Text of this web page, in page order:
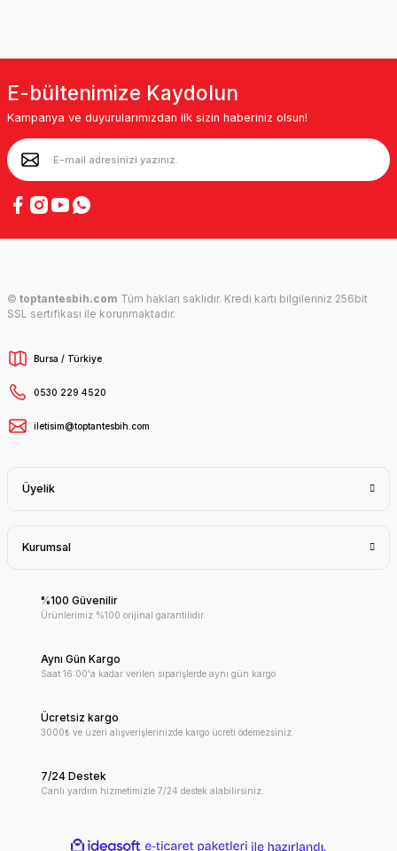
E-bültenimize Kaydolun
Kampanya ve duyurularımızdan ilk sizin haberiniz olsun!
© toptantesbih.com Tüm hakları saklıdır. Kredi kartı bilgileriniz 256bit
SSL sertifikası ile korunmaktadır.
Bursa / Türkiye
0530 229 4520
iletisim@toptantesbih.com
Üyelik
Kurumsal
%100 Güvenilir
Ürünlerimiz %100 orijinal garantilidir.
Aynı Gün Kargo
Saat 16:00'a kadar verilen siparişlerde aynı gün kargo
Ücretsiz kargo
3000₺ ve üzeri alışverişlerinizde kargo ücreti ödemezsiniz.
7/24 Destek
Canlı yardım hizmetimizle 7/24 destek alabilirsiniz.
ideasoft e-